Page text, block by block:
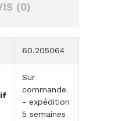
(0)
60.205064
Sur
commande
- expédition
5 semaines